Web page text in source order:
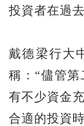
投資者在過
戴德梁行大
稱：“儘管
有不少資金
合適的投資